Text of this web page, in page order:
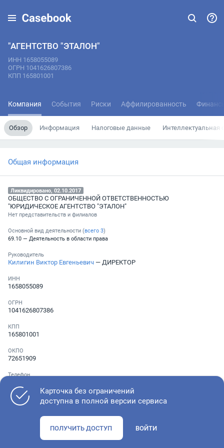
"АГЕНТСТВО "ЭТАЛОН"
ИНН 1658055089
ОГРН 1041626807386
КПП 165801001
Компания События Риски Аффилированность
Обзор Информация Налоговые данные Интеллектуальная
Общая информация
Ликвидировано, 02.10.2017
ОБЩЕСТВО С ОГРАНИЧЕННОЙ ОТВЕТСТВЕННОСТЬЮ
"ЮРИДИЧЕСКОЕ АГЕНТСТВО "ЭТАЛОН"
Нет представительств и филиалов
Основной вид деятельности (всего 3)
69.10 — Деятельность в области права
Руководитель
Килигин Виктор Евгеньевич — ДИРЕКТОР
ИНН
1658055089
ОГРН
1041626807386
КПП
165801001
ОКПО
72651909
Телефон
Как оценить состояние компании
Карточка без ограничений
доступна в полной версии сервиса
ПОЛУЧИТЬ ДОСТУП ВОЙТИ